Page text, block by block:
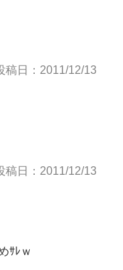
稿日：2011/12/13
稿日：2011/12/13
ｻﾚｗ